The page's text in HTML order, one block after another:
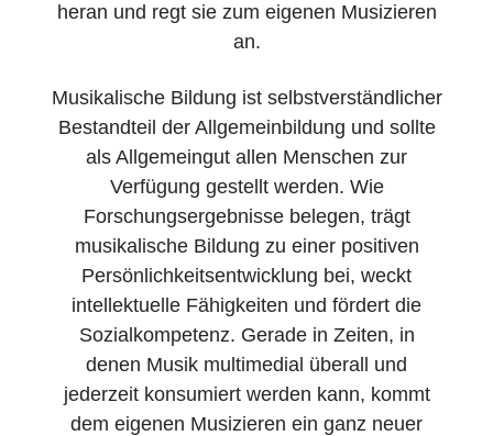
heran und regt sie zum eigenen Musizieren
an.
Musikalische Bildung ist selbstverständlicher
Bestandteil der Allgemeinbildung und sollte
als Allgemeingut allen Menschen zur
Verfügung gestellt werden. Wie
Forschungsergebnisse belegen, trägt
musikalische Bildung zu einer positiven
Persönlichkeitsentwicklung bei, weckt
intellektuelle Fähigkeiten und fördert die
Sozialkompetenz. Gerade in Zeiten, in
denen Musik multimedial überall und
jederzeit konsumiert werden kann, kommt
dem eigenen Musizieren ein ganz neuer